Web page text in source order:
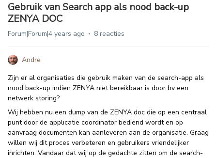
Gebruik van Search app als nood back-up
ZENYA DOC
Forum|Forum|4 years ago 8 reacties
Andre
Zijn er al organisaties die gebruik maken van de search-app als
nood back-up indien ZENYA niet bereikbaar is door bv een
netwerk storing?
Wij hebben nu een dump van de ZENYA doc die op een centraal
punt door de applicatie coordinator bediend wordt en op
aanvraag documenten kan aanleveren aan de organisatie. Graag
willen wij dit proces verbeteren en gebruikers vriendelijker
inrichten. Vandaar dat wij op de gedachte zitten om de search-